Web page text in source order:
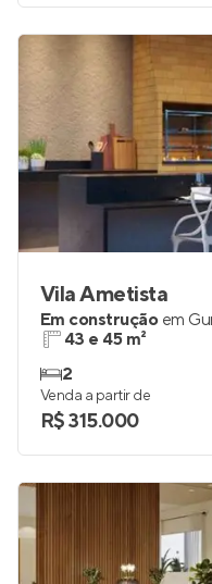
Vila Ametista
Em construção em
43 e 45 m²
2
Venda a partir de
R$ 315.000